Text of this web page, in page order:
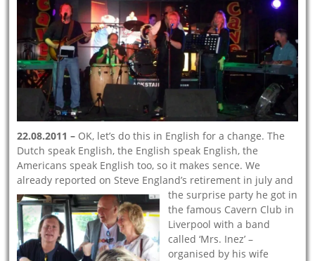
22.08.2011 – OK, let’s do this in English for a change. The
Dutch speak English, the English speak English, the
Americans speak English too, so it makes sence. We
already reported on Steve England’s retirement in july and
the surprise party he got in
the famous Cavern Club in
Liverpool with a band
called ‘Mrs. Inez’ –
organised by his wife